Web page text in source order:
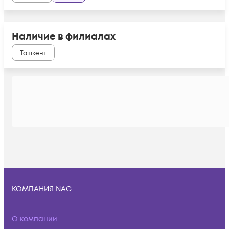
Наличие в филиалах
Ташкент
КОМПАНИЯ NAG
О компании